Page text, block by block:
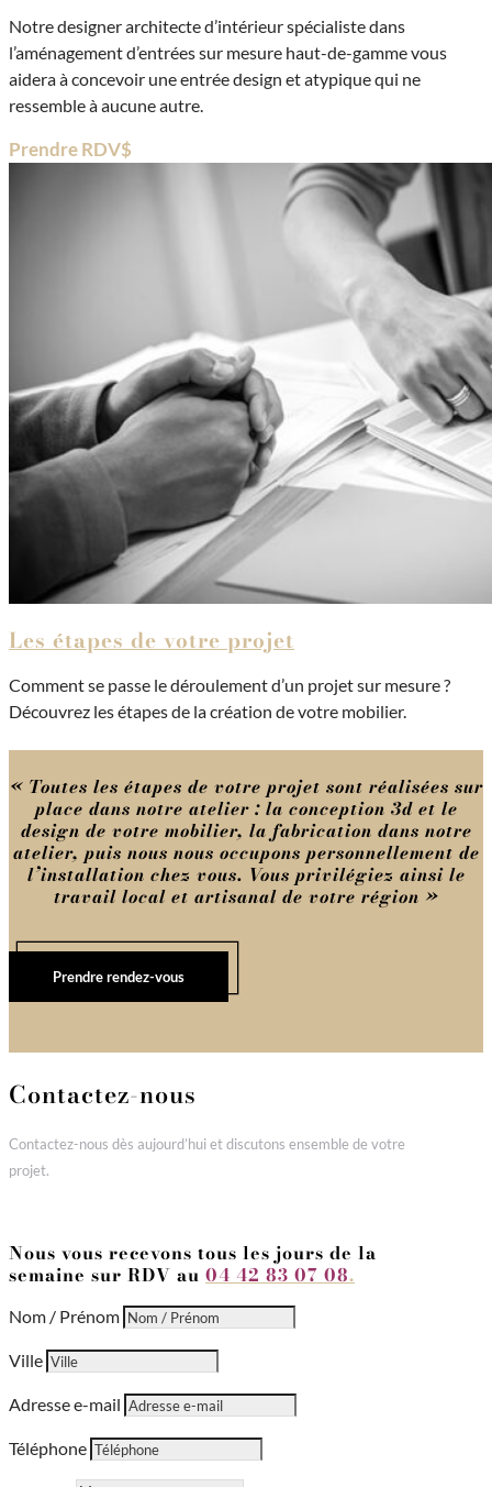
Notre designer architecte d’intérieur spécialiste dans
l’aménagement d’entrées sur mesure haut-de-gamme vous
aidera à concevoir une entrée design et atypique qui ne
ressemble à aucune autre.
Prendre RDV
Les étapes de votre projet
Comment se passe le déroulement d’un projet sur mesure ?
Découvrez les étapes de la création de votre mobilier.
« Toutes les étapes de votre projet sont réalisées sur
place dans notre atelier : la conception 3d et le
design de votre mobilier, la fabrication dans notre
atelier, puis nous nous occupons personnellement de
l’installation chez vous. Vous privilégiez ainsi le
travail local et artisanal de votre région »
Prendre rendez-vous
Contactez-nous
Contactez-nous dès aujourd’hui et discutons ensemble de votre
projet.
Nous vous recevons tous les jours de la
semaine sur RDV au 04 42 83 07 08.
Nom / Prénom
Ville
Adresse e-mail
Téléphone